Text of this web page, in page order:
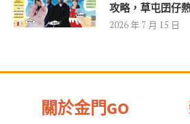
攻略，草屯囝仔
2026 年 7 月 15 日
關於金門GO